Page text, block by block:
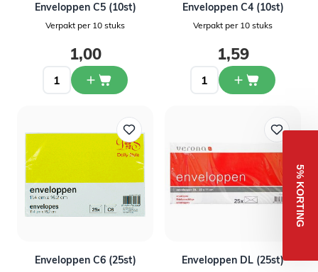
Enveloppen C5 (10st)
Verpakt per 10 stuks
1,00
Enveloppen C4 (10st)
Verpakt per 10 stuks
1,59
Enveloppen C6 (25st) Enveloppen DL (25st)
5% KORTING
Welkom bij Daily Style!
Schrijf je in op onze nieuwsbrief en ontvang 5% korting
op je eerste bestelling.
Voornaam